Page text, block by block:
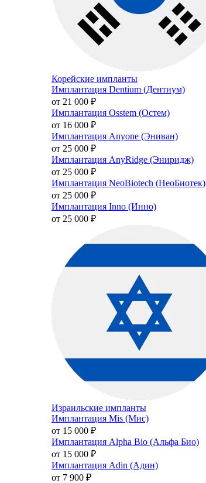
Корейские импланты
Имплантация Dentium (Дентиум)
от 21 000 ₽
Имплантация Osstem (Остем)
от 16 000 ₽
Имплантация Anyone (Эниван)
от 25 000 ₽
Имплантация AnyRidge (Эниридж)
от 25 000 ₽
Имплантация NeoBiotech (НеоБиотек)
от 25 000 ₽
Имплантация Inno (Инно)
от 25 000 ₽
Израильские импланты
Имплантация Mis (Мис)
от 15 000 ₽
Имплантация Alpha Bio (Альфа Био)
от 15 000 ₽
Имплантация Adin (Адин)
от 7 900 ₽